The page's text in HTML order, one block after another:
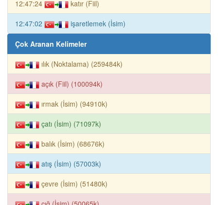
12:47:24 katır (Fiil)
12:47:02 işaretlemek (İsim)
Çok Aranan Kelimeler
ılık (Noktalama) (259484k)
açık (Fiil) (100094k)
ırmak (İsim) (94910k)
çatı (İsim) (71097k)
balık (İsim) (68676k)
atış (İsim) (57003k)
çevre (İsim) (51480k)